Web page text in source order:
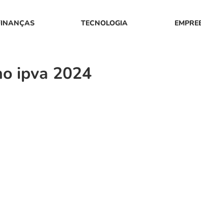
TECNOLOGIA
ipva 2024